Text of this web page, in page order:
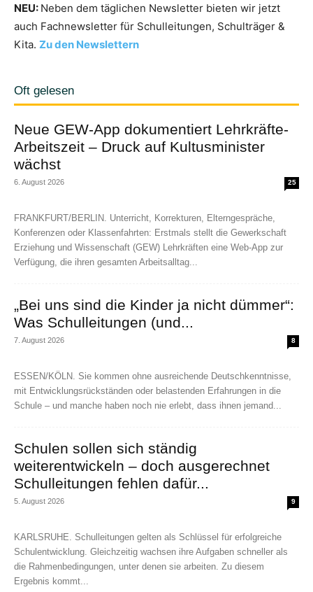
NEU: Neben dem täglichen Newsletter bieten wir jetzt
auch Fachnewsletter für Schulleitungen, Schulträger &
Kita. Zu den Newslettern
Oft gelesen
Neue GEW-App dokumentiert Lehrkräfte-
Arbeitszeit – Druck auf Kultusminister
wächst
6. August 2026 25
FRANKFURT/BERLIN. Unterricht, Korrekturen, Elterngespräche,
Konferenzen oder Klassenfahrten: Erstmals stellt die Gewerkschaft
Erziehung und Wissenschaft (GEW) Lehrkräften eine Web-App zur
Verfügung, die ihren gesamten Arbeitsalltag...
„Bei uns sind die Kinder ja nicht dümmer“:
Was Schulleitungen (und...
7. August 2026 8
ESSEN/KÖLN. Sie kommen ohne ausreichende Deutschkenntnisse,
mit Entwicklungsrückständen oder belastenden Erfahrungen in die
Schule – und manche haben noch nie erlebt, dass ihnen jemand...
Schulen sollen sich ständig
weiterentwickeln – doch ausgerechnet
Schulleitungen fehlen dafür...
5. August 2026 9
KARLSRUHE. Schulleitungen gelten als Schlüssel für erfolgreiche
Schulentwicklung. Gleichzeitig wachsen ihre Aufgaben schneller als
die Rahmenbedingungen, unter denen sie arbeiten. Zu diesem
Ergebnis kommt...